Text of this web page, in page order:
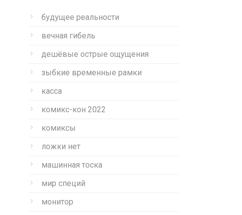
будущее реальности
вечная гибель
дешёвые острые ощущения
зыбкие временные рамки
касса
комикс-кон 2022
комиксы
ложки нет
машинная тоска
мир специй
монитор